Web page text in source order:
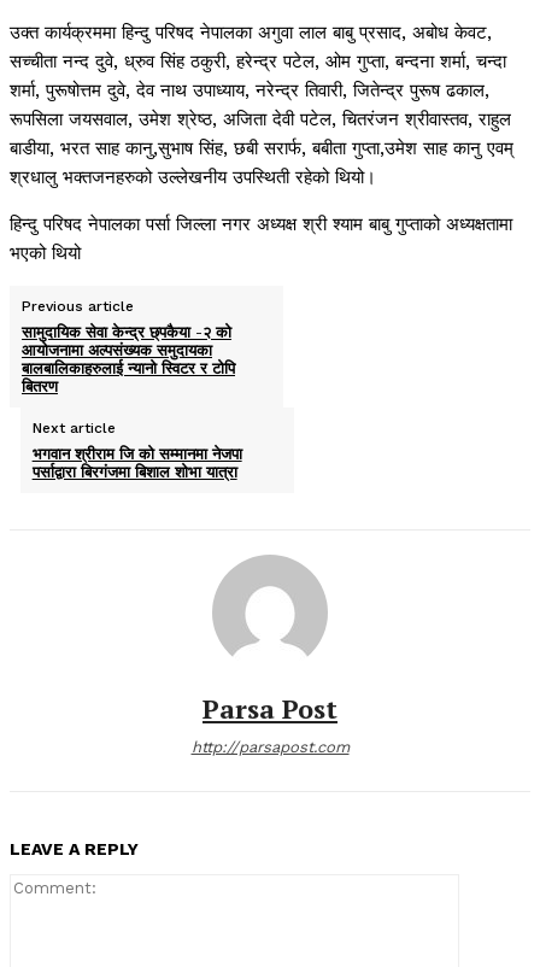
उक्त कार्यक्रममा हिन्दु परिषद नेपालका अगुवा लाल बाबु प्रसाद, अबोध केवट,
सच्चीता नन्द दुवे, ध्रुव सिंह ठकुरी, हरेन्द्र पटेल, ओम गुप्ता, बन्दना शर्मा, चन्दा
शर्मा, पुरूषोत्तम दुवे, देव नाथ उपाध्याय, नरेन्द्र तिवारी, जितेन्द्र पुरूष ढकाल,
रूपसिला जयसवाल, उमेश श्रेष्ठ, अजिता देवी पटेल, चितरंजन श्रीवास्तव, राहुल
बाडीया, भरत साह कानु,सुभाष सिंह, छबी सरार्फ, बबीता गुप्ता,उमेश साह कानु एवम्
श्रधालु भक्तजनहरुको उल्लेखनीय उपस्थिती रहेको थियो।
हिन्दु परिषद नेपालका पर्सा जिल्ला नगर अध्यक्ष श्री श्याम बाबु गुप्ताको अध्यक्षतामा
भएको थियो
Previous article
सामुदायिक सेवा केन्द्र छ्पकैया -२ को
आयोजनामा अल्पसंख्यक समुदायका
बालबालिकाहरुलाई न्यानो स्विटर र टोपि
बितरण
Next article
भगवान श्रीराम जि को सम्मानमा नेजपा
पर्साद्वारा बिरगंजमा बिशाल शोभा यात्रा
Parsa Post
http://parsapost.com
LEAVE A REPLY